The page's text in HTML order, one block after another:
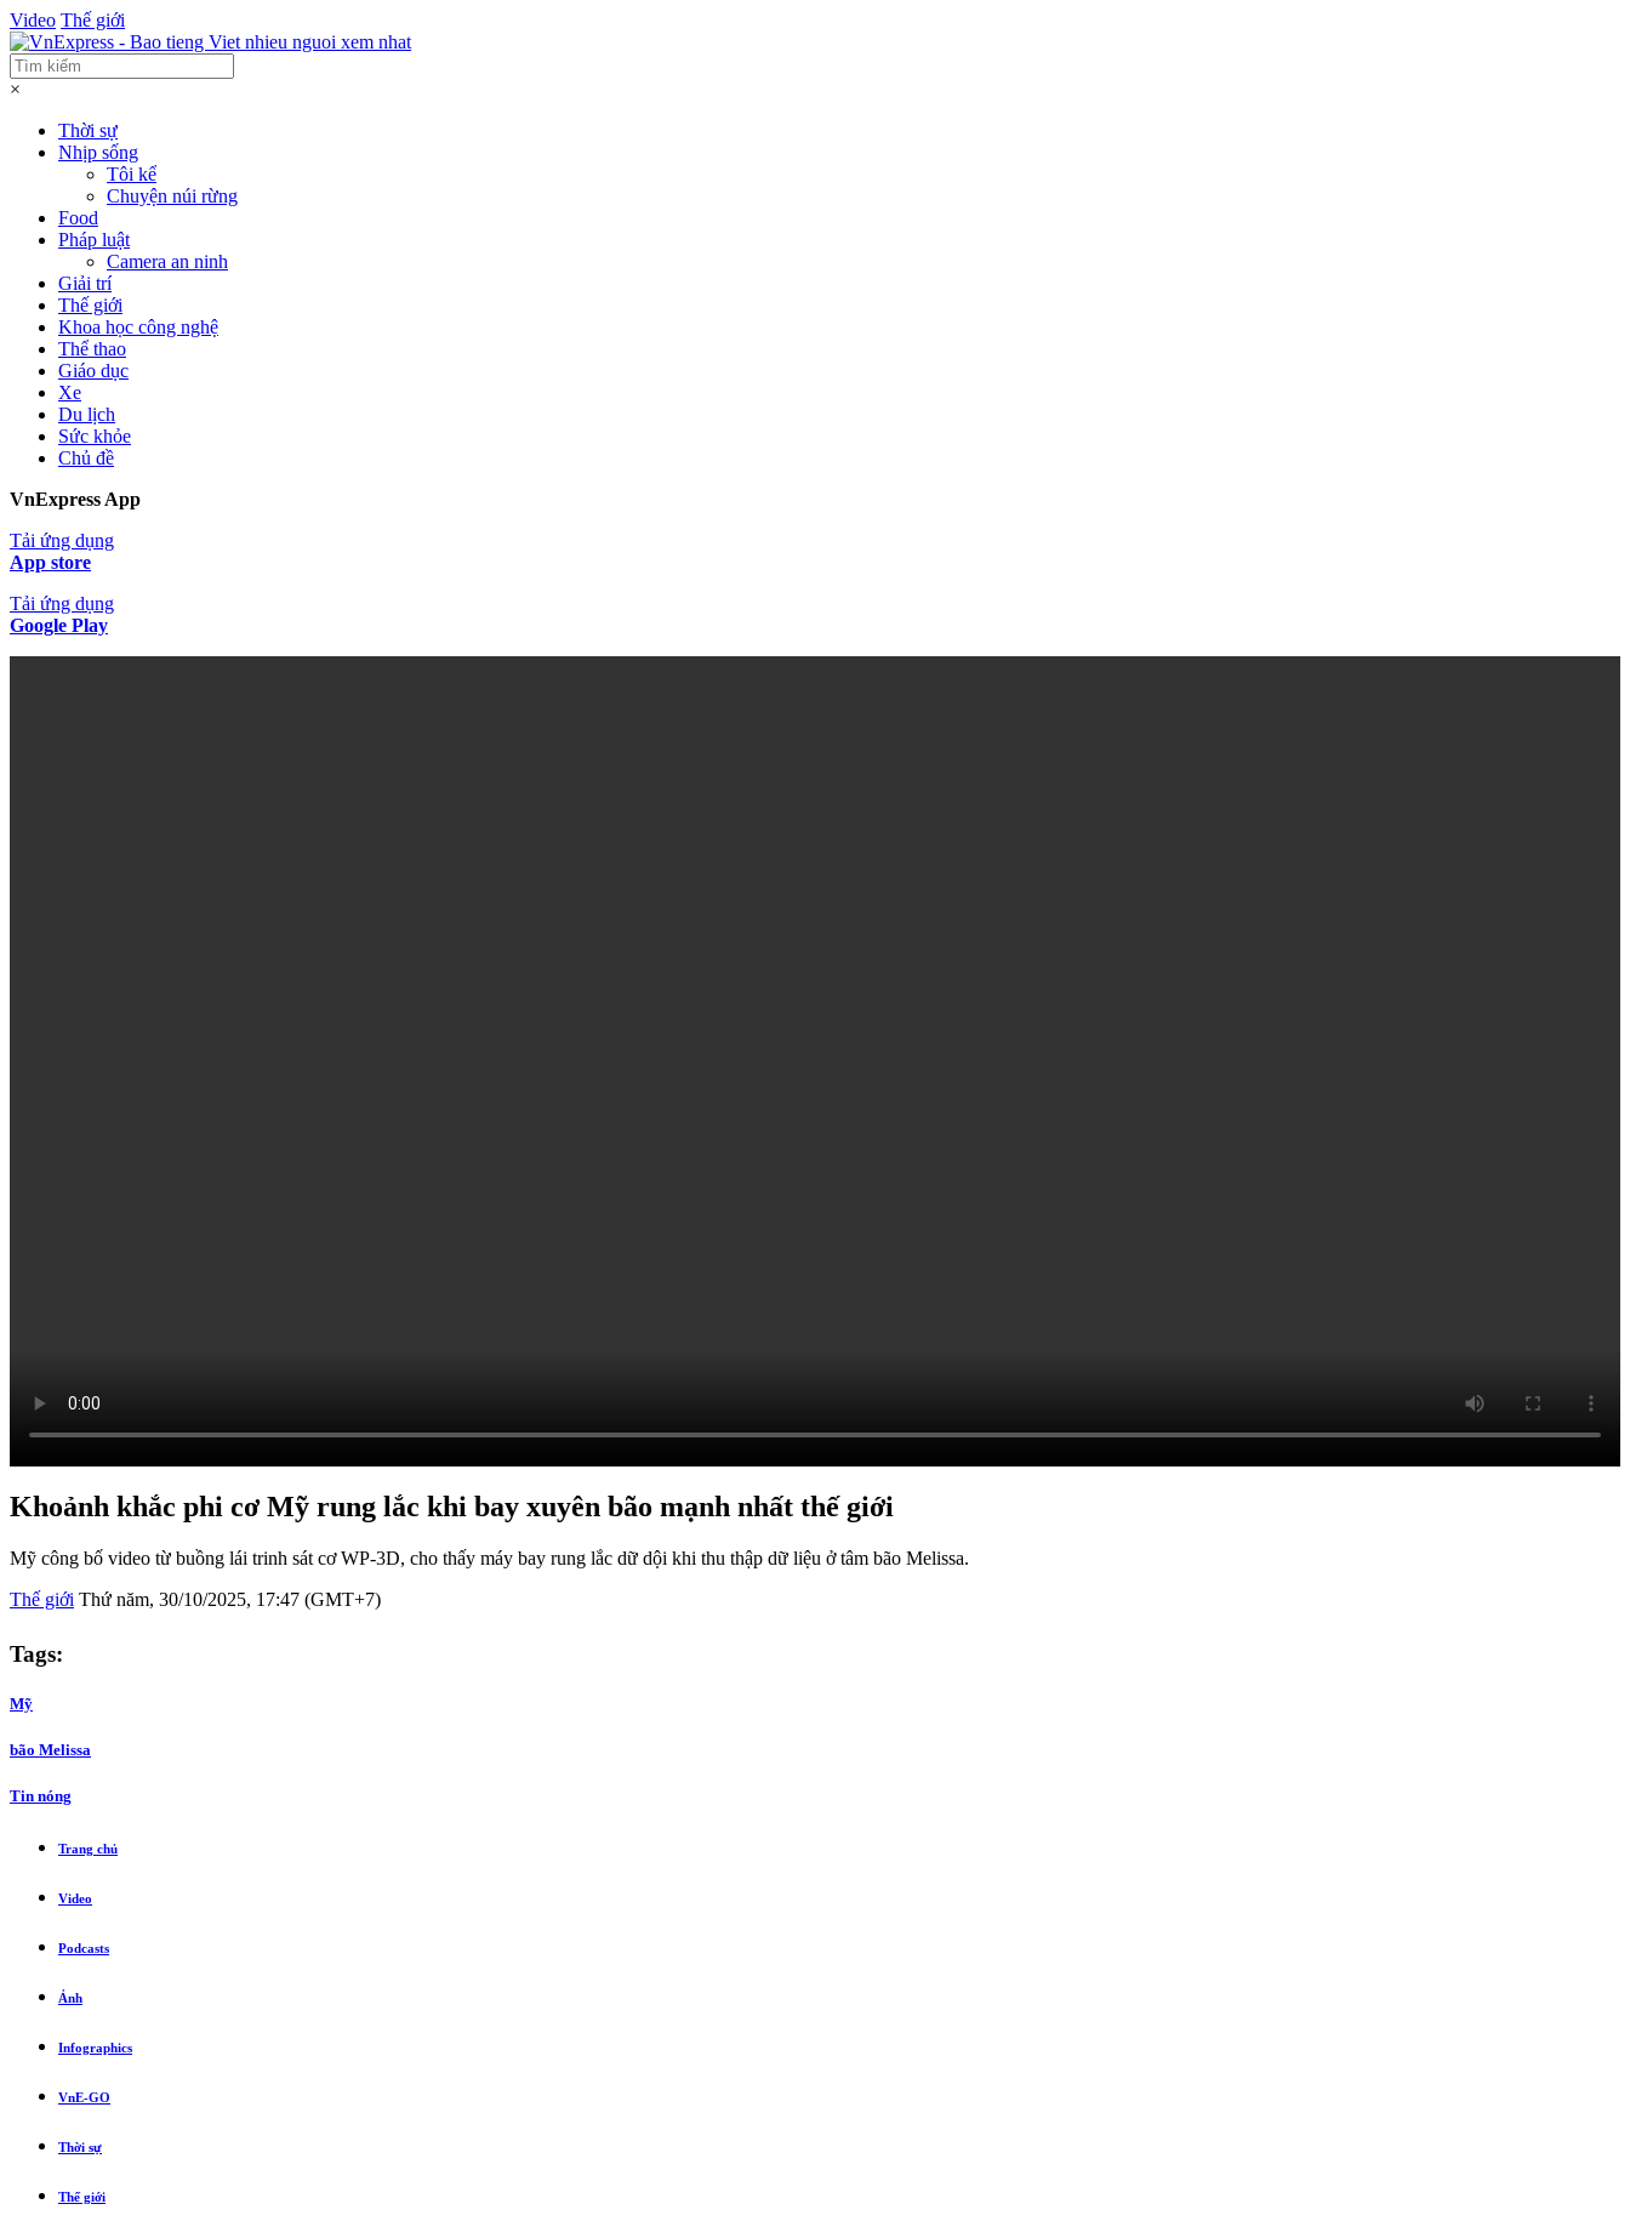
Video Thế giới
×
Thời sự
Nhịp sống
Tôi kể
Chuyện núi rừng
Food
Pháp luật
Camera an ninh
Giải trí
Thế giới
Khoa học công nghệ
Thể thao
Giáo dục
Xe
Du lịch
Sức khỏe
Chủ đề
VnExpress App
Tải ứng dụng
App store
Tải ứng dụng
Google Play
Khoảnh khắc phi cơ Mỹ rung lắc khi bay xuyên bão mạnh nhất thế giới
Mỹ công bố video từ buồng lái trinh sát cơ WP-3D, cho thấy máy bay rung lắc dữ dội khi thu thập dữ liệu ở tâm bão Melissa.
Thế giới Thứ năm, 30/10/2025, 17:47 (GMT+7)
Tags:
Mỹ
bão Melissa
Tin nóng
Trang chủ
Video
Podcasts
Ảnh
Infographics
VnE-GO
Thời sự
Thế giới